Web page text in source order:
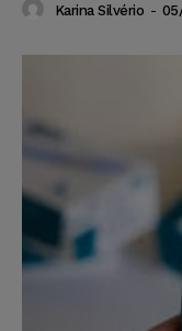
Karina Silvério -